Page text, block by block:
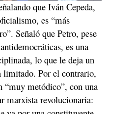
que Iván Cepeda,
es “más
Señaló que Petro, pese
es una
lo que le deja un
limitado. Por el contrario,
“muy metódico”, con una
marxista revolucionaria: